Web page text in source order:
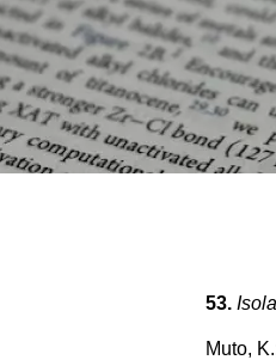
53.
Muto,